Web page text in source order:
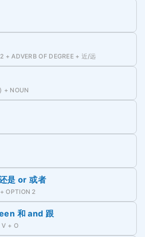
+ ADVERB OF DEGREE + 近/远
+ NOUN
是 or 或者
OPTION 2
和 and 跟
V + O